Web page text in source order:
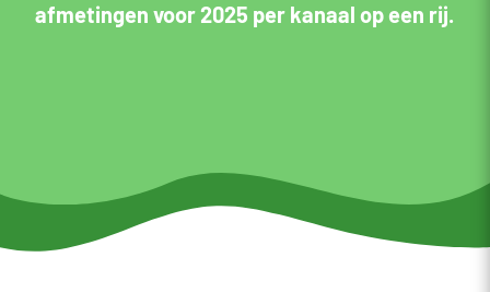
afmetingen voor 2025 per kanaal op een rij.